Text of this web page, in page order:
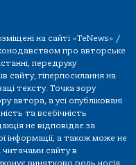
на сайті «TeNews» /
про авторське
передруку
сайту, гіперпосилання на
тексту. Точка зору
автора, а усі опубліковані
та всебічність
не відповідає за
інформації, а також може не
читачами сайту в
винятково роль носія.